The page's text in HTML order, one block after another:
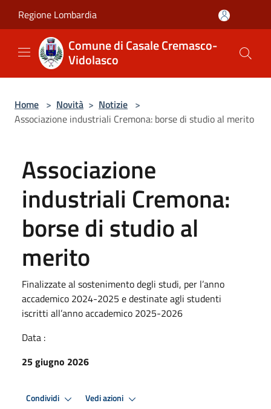
Regione Lombardia
Comune di Casale Cremasco-
Vidolasco
Home > Novità > Notizie >
Associazione industriali Cremona: borse di studio al merito
Associazione
industriali Cremona:
borse di studio al
merito
Finalizzate al sostenimento degli studi, per l’anno
accademico 2024-2025 e destinate agli studenti
iscritti all’anno accademico 2025-2026
Data :
25 giugno 2026
Condividi Vedi azioni